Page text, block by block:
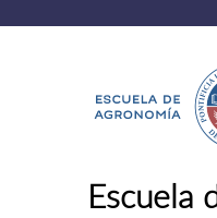
Escuela